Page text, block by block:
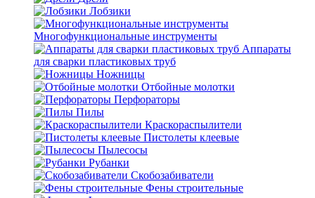
Лобзики
Многофункциональные инструменты
Аппараты
для сварки пластиковых труб
Ножницы
Отбойные молотки
Перфораторы
Пилы
Краскораспылители
Пистолеты клеевые
Пылесосы
Рубанки
Скобозабиватели
Фены строительные